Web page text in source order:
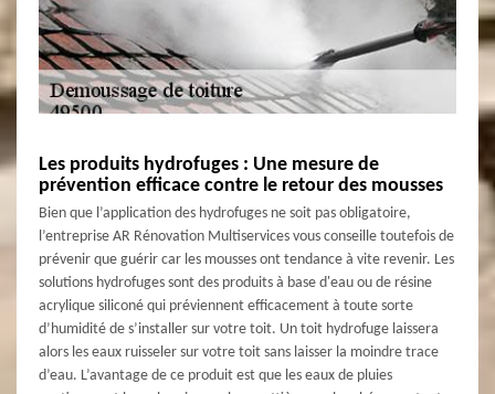
Les produits hydrofuges : Une mesure de
prévention efficace contre le retour des mousses
Bien que l’application des hydrofuges ne soit pas obligatoire,
l’entreprise AR Rénovation Multiservices vous conseille toutefois de
prévenir que guérir car les mousses ont tendance à vite revenir. Les
solutions hydrofuges sont des produits à base d'eau ou de résine
acrylique siliconé qui préviennent efficacement à toute sorte
d’humidité de s’installer sur votre toit. Un toit hydrofuge laissera
alors les eaux ruisseler sur votre toit sans laisser la moindre trace
d’eau. L’avantage de ce produit est que les eaux de pluies